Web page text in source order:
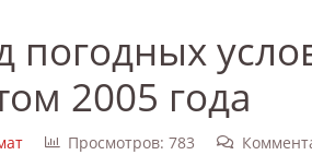
погодных
2005 года
Просмотров: 783